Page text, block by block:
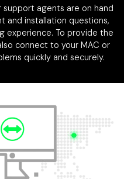
agents are on hand
and installation questions,
experience. To provide the
connect to your MAC or
quickly and securely.